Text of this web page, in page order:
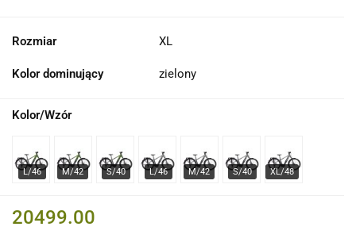
Rozmiar XL
Kolor dominujący zielony
Kolor/Wzór
20499.00